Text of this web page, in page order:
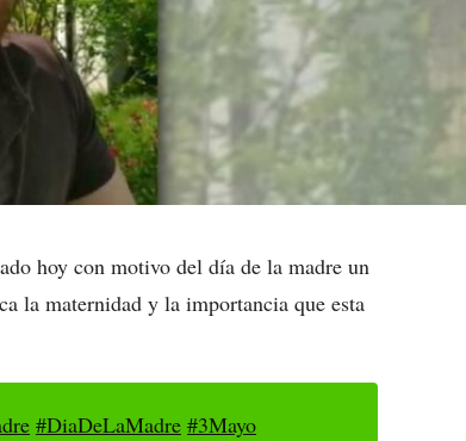
hoy con motivo del día de la madre un
la maternidad y la importancia que esta
#DiaDeLaMadre #3Mayo